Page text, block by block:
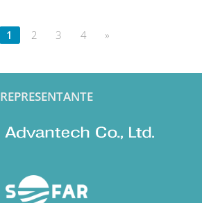
1 2 3 4 »
REPRESENTANTE